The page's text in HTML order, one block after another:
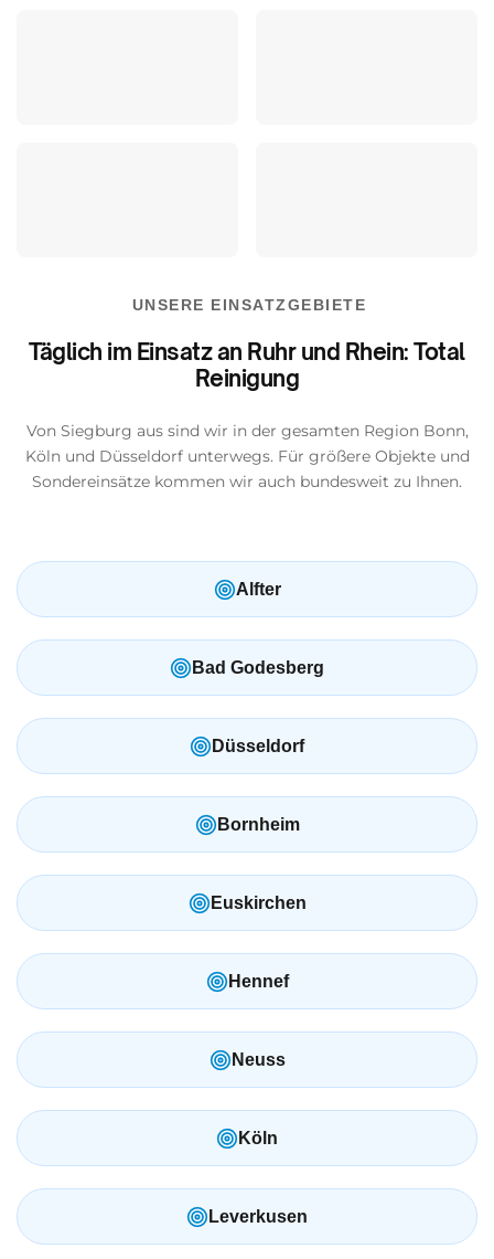
UNSERE EINSATZGEBIETE
Täglich im Einsatz an Ruhr und Rhein: Total
Reinigung
Von Siegburg aus sind wir in der gesamten Region Bonn,
Köln und Düsseldorf unterwegs. Für größere Objekte und
Sondereinsätze kommen wir auch bundesweit zu Ihnen.
Alfter
Bad Godesberg
Düsseldorf
Bornheim
Euskirchen
Hennef
Neuss
Köln
Leverkusen